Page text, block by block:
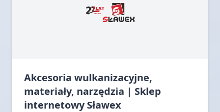
Akcesoria wulkanizacyjne,
materiały, narzędzia | Sklep
internetowy Sławex